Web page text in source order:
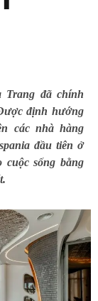
Trang đã chính
định hướng
các nhà hàng
đầu tiên ở
sống bằng